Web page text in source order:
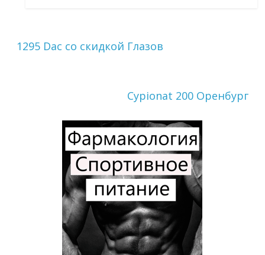
1295 Dac со скидкой Глазов
Cypionat 200 Оренбург